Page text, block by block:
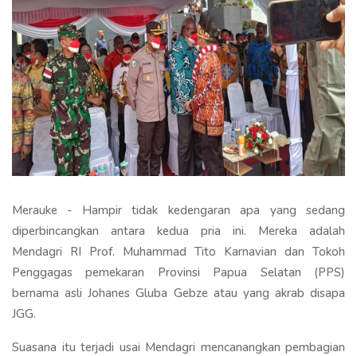
Merauke - Hampir tidak kedengaran apa yang sedang
diperbincangkan antara kedua pria ini. Mereka adalah
Mendagri RI Prof. Muhammad Tito Karnavian dan Tokoh
Penggagas pemekaran Provinsi Papua Selatan (PPS)
bernama asli Johanes Gluba Gebze atau yang akrab disapa
JGG.
Suasana itu terjadi usai Mendagri mencanangkan pembagian